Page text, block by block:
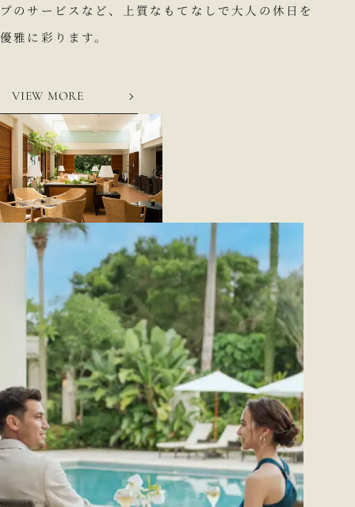
プのサービスなど、
上質なもてなしで大人の休日を
優雅に彩ります。
VIEW MORE